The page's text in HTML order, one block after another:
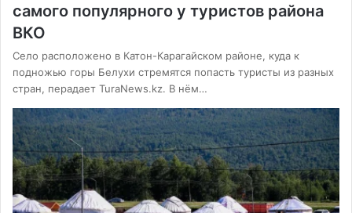
самого популярного у туристов района
ВКО
Село расположено в Катон-Карагайском районе, куда к
подножью горы Белухи стремятся попасть туристы из разных
стран, перадает TuraNews.kz. В нём…